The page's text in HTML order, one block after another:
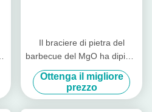
Il braciere di pietra del
barbecue del MgO ha dipinto
il fuoco d'acciaio Pit Cool
Camping Accessories
59.5X34.5cm
Ottenga il migliore
prezzo